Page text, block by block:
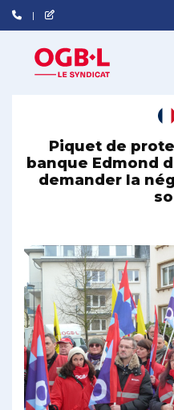
Piquet de
banque Edmond
demander la